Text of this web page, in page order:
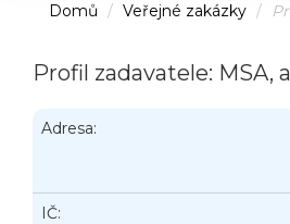
Domů Veřejné zakázky
Profil zadavatele: MSA,
Adresa:
IČ: